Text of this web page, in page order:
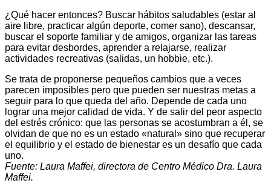
¿Qué hacer entonces? Buscar hábitos saludables (estar al
aire libre, practicar algún deporte, comer sano), descansar,
buscar el soporte familiar y de amigos, organizar las tareas
para evitar desbordes, aprender a relajarse, realizar
actividades recreativas (salidas, un hobbie, etc.).
Se trata de proponerse pequeños cambios que a veces
parecen imposibles pero que pueden ser nuestras metas a
seguir para lo que queda del año. Depende de cada uno
lograr una mejor calidad de vida. Y de salir del peor aspecto
del estrés crónico: que las personas se acostumbran a él, se
olvidan de que no es un estado «natural» sino que recuperar
el equilibrio y el estado de bienestar es un desafío que cada
uno.
Fuente: Laura Maffei, directora de Centro Médico Dra. Laura
Maffei.